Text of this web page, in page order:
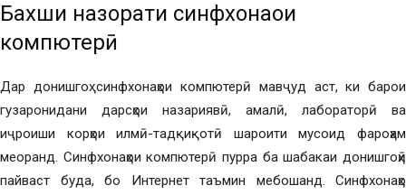
Бахши назорати синфхонаҳои
компютерӣ
Дар донишгоҳ синфхонаҳои компютерӣ мавҷуд аст, ки барои
гузаронидани дарсҳои назариявӣ, амалӣ, лабораторӣ ва
иҷроиши корҳои илмӣ-тадқиқотӣ шароити мусоид фароҳам
меоранд. Синфхонаҳои компютерӣ пурра ба шабакаи донишгоҳӣ
пайваст буда, бо Интернет таъмин мебошанд. Синфхонаҳо